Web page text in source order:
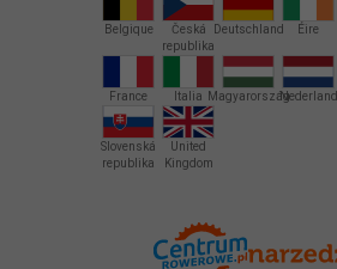
Belgique
Česká
republika
Deutschland Éire
France Italia MagyarországNederland
Slovenská
republika
United
Kingdom